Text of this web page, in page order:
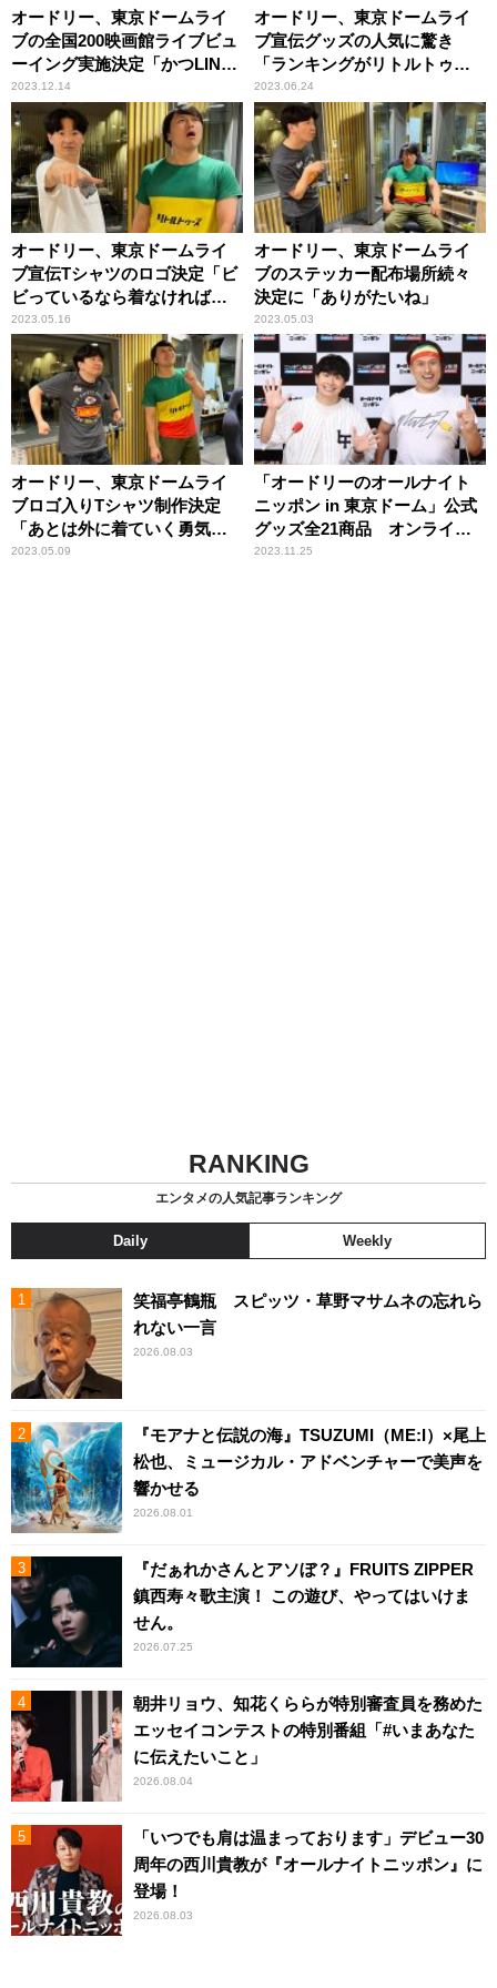
オードリー、東京ドームライ
ブの全国200映画館ライブビュ
ーイング実施決定「かつLINE
CUBE SHIBUYAも」
2023.12.14
オードリー、東京ドームライ
ブ宣伝グッズの人気に驚き
「ランキングがリトルトゥー
スグッズで……」
2023.06.24
オードリー、東京ドームライ
ブ宣伝Tシャツのロゴ決定「ビ
ビっているなら着なければい
い」
2023.05.16
オードリー、東京ドームライ
ブのステッカー配布場所続々
決定に「ありがたいね」
2023.05.03
オードリー、東京ドームライ
ブロゴ入りTシャツ制作決定
「あとは外に着ていく勇気が
あるか」
2023.05.09
「オードリーのオールナイト
ニッポン in 東京ドーム」公式
グッズ全21商品 オンライン
販売がスタート！
2023.11.25
RANKING
エンタメの人気記事ランキング
Daily Weekly
笑福亭鶴瓶 スピッツ・草野マサムネの忘れら
れない一言
2026.08.03
『モアナと伝説の海』TSUZUMI（ME:I）×尾上
松也、ミュージカル・アドベンチャーで美声を
響かせる
2026.08.01
『だぁれかさんとアソぼ？』FRUITS ZIPPER
鎮西寿々歌主演！ この遊び、やってはいけま
せん。
2026.07.25
朝井リョウ、知花くららが特別審査員を務めた
エッセイコンテストの特別番組「#いまあなた
に伝えたいこと」
2026.08.04
「いつでも肩は温まっております」デビュー30
周年の西川貴教が『オールナイトニッポン』に
登場！
2026.08.03